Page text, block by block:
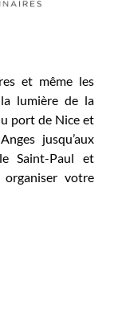
et même les
lumière de la
port de Nice et
jusqu’aux
Saint-Paul et
organiser votre